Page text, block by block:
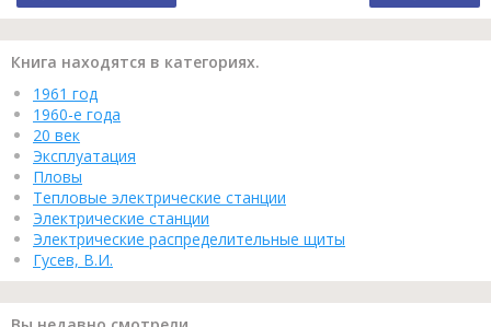
Книга находятся в категориях.
1961 год
1960-е года
20 век
Эксплуатация
Пловы
Тепловые электрические станции
Электрические станции
Электрические распределительные щиты
Гусев, В.И.